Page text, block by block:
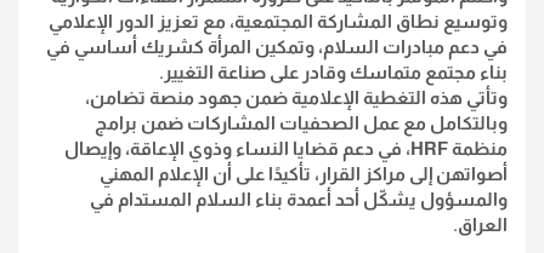
وتوسيع نطاق المشاركة المجتمعية، مع تعزيز الدور الإعلامي
في دعم مبادرات السلام، وتمكين المرأة كشريك أساسي في
بناء مجتمع متماسك وقادر على صناعة التغيير.
وتأتي هذه التغطية الإعلامية ضمن جهود منصة تضامن،
وبالتكامل مع عمل الصحفيات المشاركات ضمن برامج
منظمة HRF، في دعم قضايا النساء وذوي الإعاقة، وإيصال
أصواتهن إلى مراكز القرار، تأكيدًا على أن الإعلام المهني
والمسؤول يشكّل أحد أعمدة بناء السلام المستدام في
العراق.